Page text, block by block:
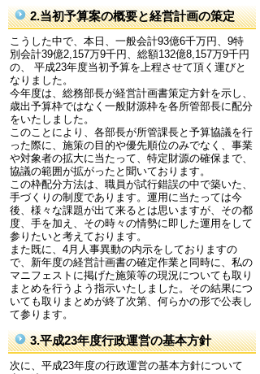
2.当初予算案の概要と経営計画の策定
こうした中で、本日、一般会計93億6千万円、9特
別会計39億2,157万9千円、総額132億8,157万9千円
の、 平成23年度当初予算を上程させて頂く運びと
なりました。
今年度は、総務部長が経営計画書策定方針を示し、
歳出予算枠ではなく一般財源枠を各所管部長に配分
をいたしました。
このことにより、各部長が所管課長と予算協議を行
った際に、施策の目的や優先順位のみでなく、事業
や対象者の拡大に当たって、特定財源の確保まで、
協議の範囲が拡がったと聞いております。
この枠配分方法は、職員が試行錯誤の中で築いた、
手づくりの制度であります。運用に当たっては今
後、様々な課題が出て来るとは思いますが、その都
度、手を加え、その時々の情勢に即した運用をして
参りたいと考えております。
また既に、4月人事異動の内示をしておりますの
で、新年度の経営計画書の確定作業と同時に、私の
マニフェストに掲げた施策等の現況についても取り
まとめを行うよう指示いたしました。その結果につ
いても取りまとめが終了次第、何らかの形で公表し
て参ります。
3.平成23年度行政運営の基本方針
次に、平成23年度の行政運営の基本方針について